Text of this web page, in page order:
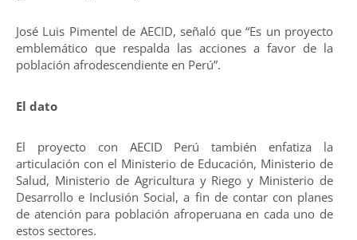
José Luis Pimentel de AECID, señaló que “Es un proyecto
emblemático que respalda las acciones a favor de la
población afrodescendiente en Perú”.
El dato
El proyecto con AECID Perú también enfatiza la
articulación con el Ministerio de Educación, Ministerio de
Salud, Ministerio de Agricultura y Riego y Ministerio de
Desarrollo e Inclusión Social, a fin de contar con planes
de atención para población afroperuana en cada uno de
estos sectores.